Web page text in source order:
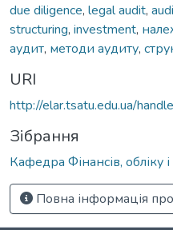
due diligence, legal audit,
structuring, investment,
аудит, методи аудиту,
URI
http://elar.tsatu.edu.ua/
Зібрання
Кафедра Фінансів, обліку
Повна інформація